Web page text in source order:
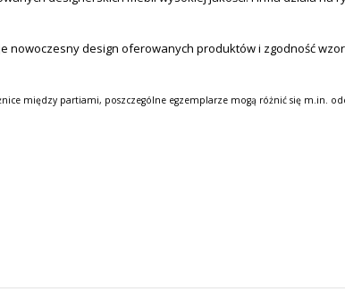
nowoczesny design oferowanych produktów i zgodność
między partiami, poszczególne egzemplarze mogą różnić się m.in.